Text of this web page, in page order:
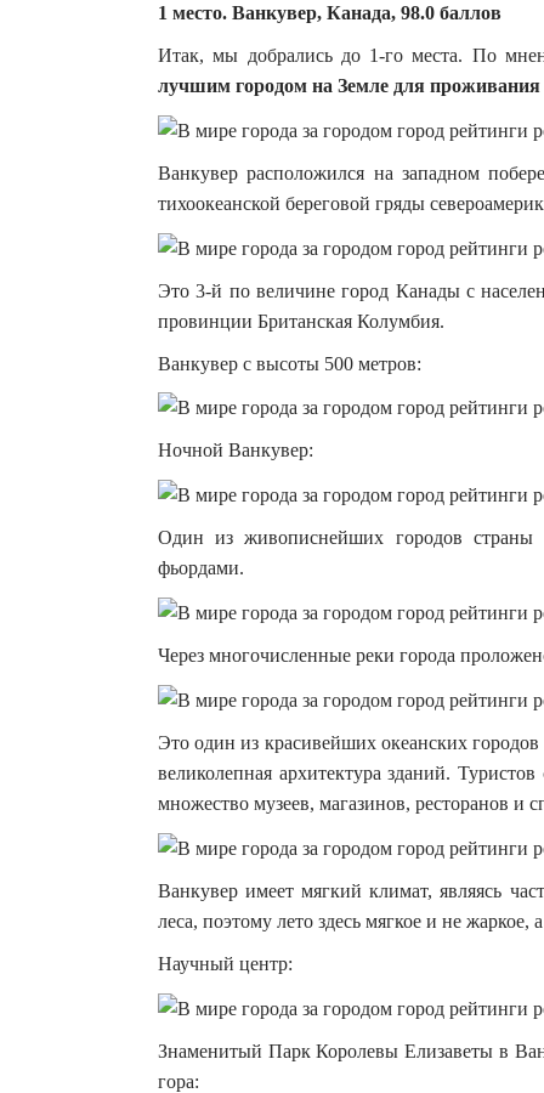
1 место. Ванкувер, Канада, 98.0 баллов
Итак, мы добрались до 1-го места. По
лучшим городом на Земле для проживания
Ванкувер расположился на западном
тихоокеанской береговой гряды
Это 3-й по величине город Канады с
провинции Британская Колумбия.
Ванкувер с высоты 500 метров:
Ночной Ванкувер:
Один из живописнейших городов
фьордами.
Через многочисленные реки города
Это один из красивейших океанских
великолепная архитектура зданий.
множество музеев, магазинов, ресторанов и
Ванкувер имеет мягкий климат, являясь
леса, поэтому лето здесь мягкое и не жаркое,
Научный центр:
Знаменитый Парк Королевы Елизаветы в
гора: